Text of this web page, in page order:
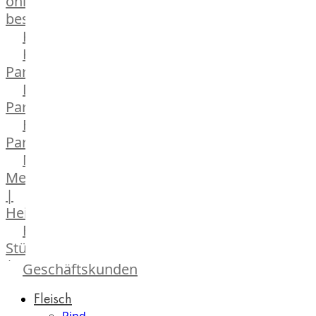
bestellen
Karriere
Kochschul-
Partner
Depot-
Partner
Frischetheken-
Partner
Männer
Metzger
|
Heinsberg
Feinkost
Stüttgen
|
The
Geschäftskunden
Fleisch